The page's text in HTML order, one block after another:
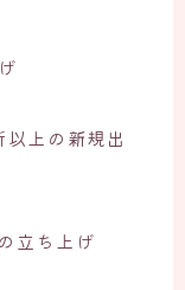
上の新規出
立ち上げ